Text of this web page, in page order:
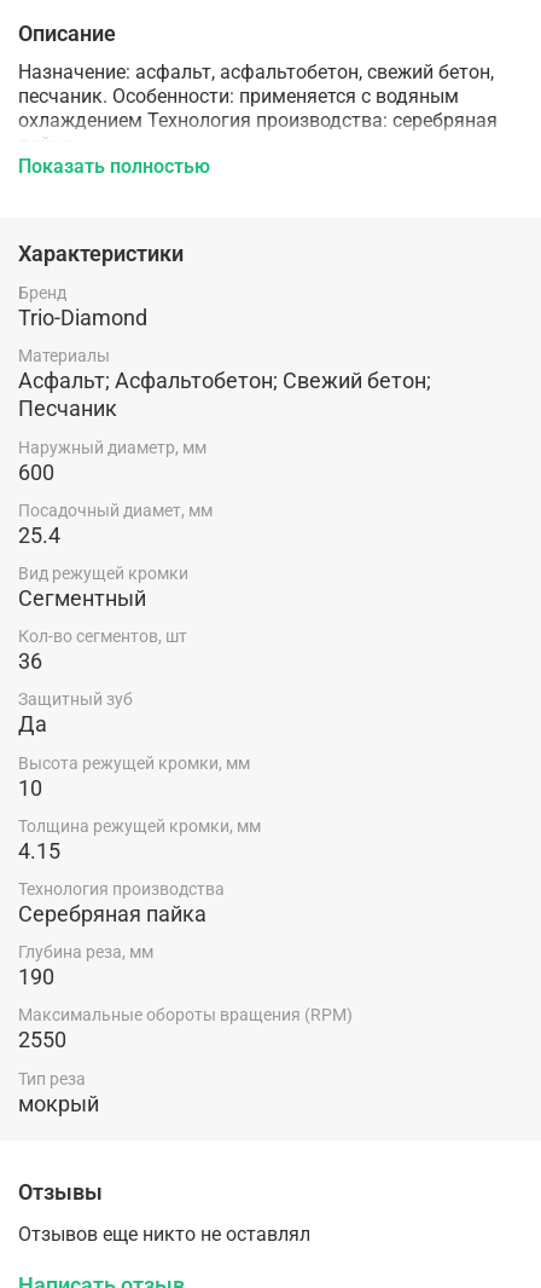
Описание
Назначение: асфальт, асфальтобетон, свежий бетон,
песчаник. Особенности: применяется с водяным
охлаждением Технология производства: cеребряная
пайка
Показать полностью
Характеристики
Бренд
Trio-Diamond
Материалы
Асфальт; Асфальтобетон; Свежий бетон;
Песчаник
Наружный диаметр, мм
600
Посадочный диамет, мм
25.4
Вид режущей кромки
Сегментный
Кол-во сегментов, шт
36
Защитный зуб
Да
Высота режущей кромки, мм
10
Толщина режущей кромки, мм
4.15
Технология производства
Серебряная пайка
Глубина реза, мм
190
Максимальные обороты вращения (RPM)
2550
Тип реза
мокрый
Отзывы
Отзывов еще никто не оставлял